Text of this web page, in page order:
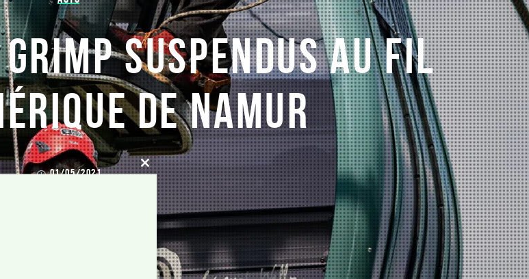
SUSPENDUS AU FIL
DE NAMUR
01/05/2021
CLOSE
THIS
MODULE